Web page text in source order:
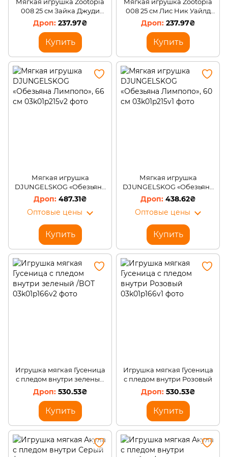
008 25 см Зайка Джуди
Хопс (AX/6408)
237.97₴
Купить
008 25 см Лис Ник Уайлд
(AX/6408)
237.97₴
Купить
Мягкая игрушка
DJUNGELSKOG «Обезьяна
Лимпопо», 66 см
487.31₴
Оптовые цены
Купить
Мягкая игрушка
DJUNGELSKOG «Обезьяна
Лимпопо», 60 см
438.62₴
Оптовые цены
Купить
Игрушка мягкая Гусеница
с пледом внутри зеленый
/BOT
530.53₴
Купить
Игрушка мягкая Гусеница
с пледом внутри Розовый
530.53₴
Купить